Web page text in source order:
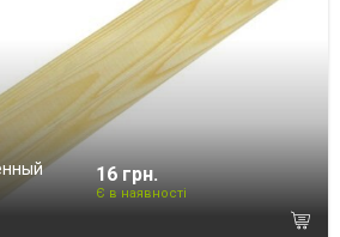
16 грн.
Є в наявності